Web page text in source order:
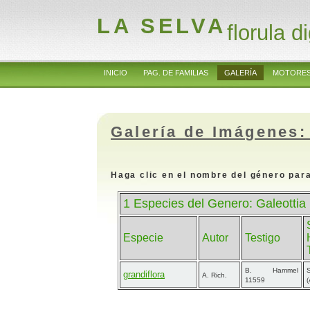
LA SELVAflorula
INICIO PAG. DE FAMILIAS GALERÍA
Galería de
Haga clic en el nombre del género
1 Especies del Genero:
Especie Autor Testigo
grandiflora A. Rich.
B. Hammel
11559